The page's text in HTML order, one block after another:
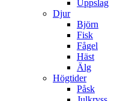
Uppslag
Djur
Björn
Fisk
Fågel
Häst
Älg
Högtider
Påsk